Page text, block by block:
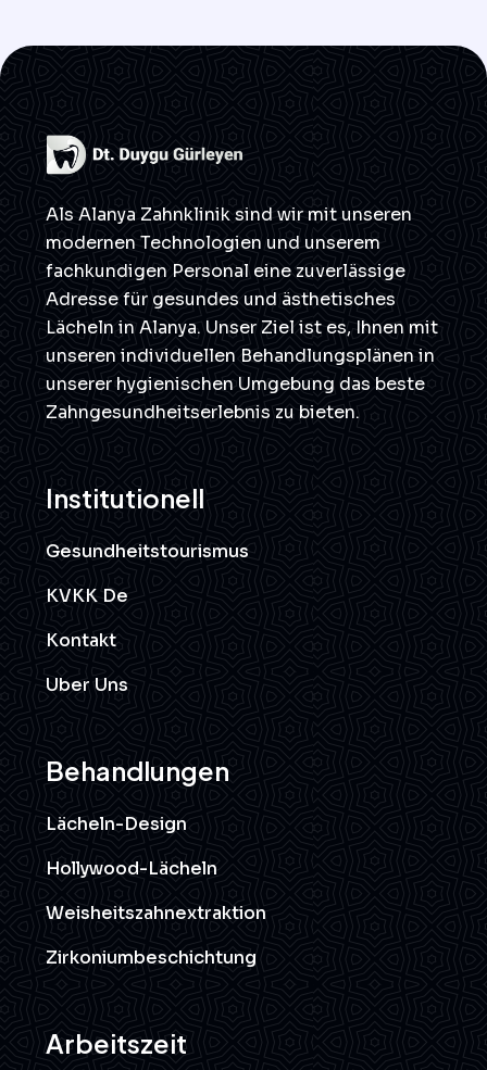
Als Alanya Zahnklinik sind wir mit unseren
modernen Technologien und unserem
fachkundigen Personal eine zuverlässige
Adresse für gesundes und ästhetisches
Lächeln in Alanya. Unser Ziel ist es, Ihnen mit
unseren individuellen Behandlungsplänen in
unserer hygienischen Umgebung das beste
Zahngesundheitserlebnis zu bieten.
Institutionell
Gesundheitstourismus
KVKK De
Kontakt
Uber Uns
Behandlungen
Lächeln-Design
Hollywood-Lächeln
Weisheitszahnextraktion
Zirkoniumbeschichtung
Arbeitszeit